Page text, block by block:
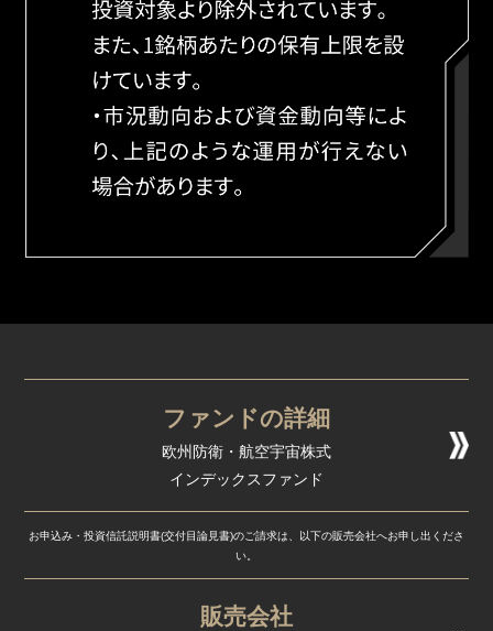
ファンドの詳細
欧州防衛・航空宇宙株式
インデックスファンド
販売会社
お申込み・投資信託説明書(交付目論見書)のご請求は、以下の販売会社へお申し出くださ
い。